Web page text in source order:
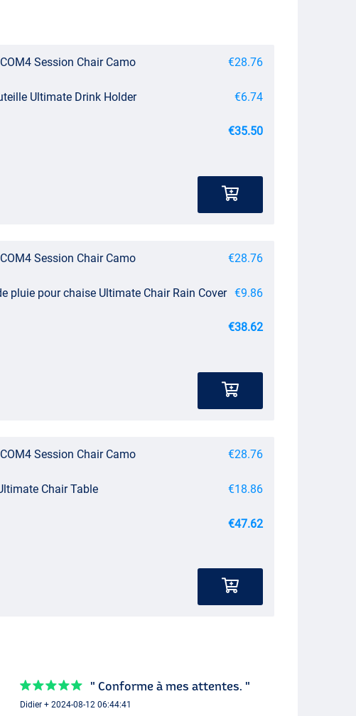
Session Chair Camo €28.76
Ultimate Drink Holder €6.74
€35.50
Session Chair Camo €28.76
pluie pour chaise Ultimate Chair Rain Cover €9.86
€38.62
Session Chair Camo €28.76
Chair Table €18.86
€47.62
" Conforme à mes attentes. "
Didier + 2024-08-12 06:44:41